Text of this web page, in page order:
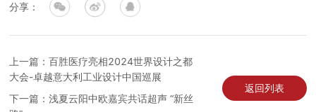
分享：
上一篇：百胜医疗亮相2024世界设计之都
大会-卓越意大利工业设计中国巡展
下一篇：浅夏云阳中欧嘉宾共话超声 “新丝
返回列表